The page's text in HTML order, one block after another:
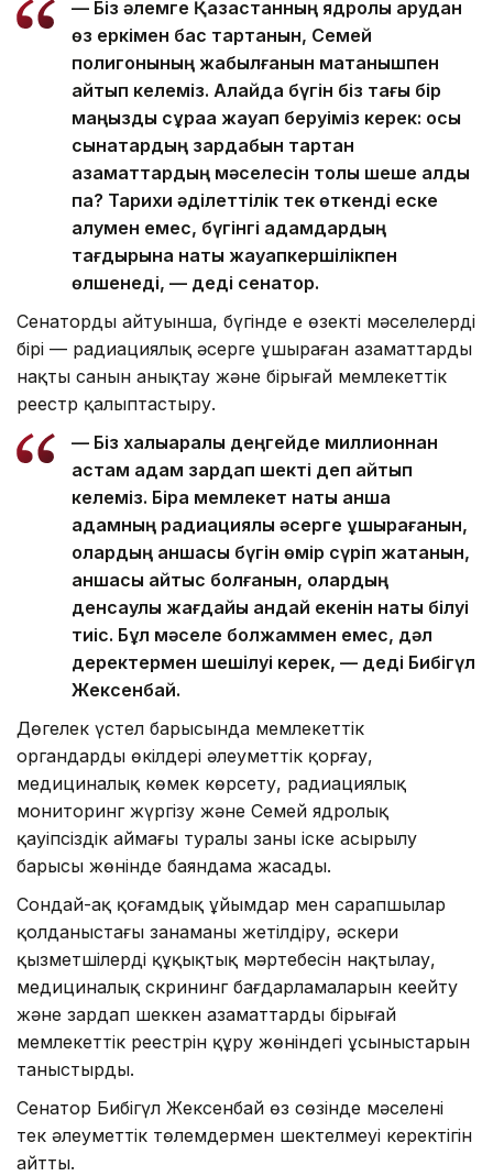
— Біз әлемге Қазақстанның ядролық қарудан
өз еркімен бас тартқанын, Семей
полигонының жабылғанын мақтанышпен
айтып келеміз. Алайда бүгін біз тағы бір
маңызды сұраққа жауап беруіміз керек: осы
сынақтардың зардабын тартқан
азаматтардың мәселесін толық шеше алдық
па? Тарихи әділеттілік тек өткенді еске
алумен емес, бүгінгі адамдардың
тағдырына нақты жауапкершілікпен
өлшенеді, — деді сенатор.
Сенатордың айтуынша, бүгінде ең өзекті мәселелердің
бірі — радиациялық әсерге ұшыраған азаматтардың
нақты санын анықтау және бірыңғай мемлекеттік
реестр қалыптастыру.
— Біз халықаралық деңгейде миллионнан
астам адам зардап шекті деп айтып
келеміз. Бірақ мемлекет нақты қанша
адамның радиациялық әсерге ұшырағанын,
олардың қаншасы бүгін өмір сүріп жатқанын,
қаншасы қайтыс болғанын, олардың
денсаулық жағдайы қандай екенін нақты білуі
тиіс. Бұл мәселе болжаммен емес, дәл
деректермен шешілуі керек, — деді Бибігүл
Жексенбай.
Дөңгелек үстел барысында мемлекеттік
органдардың өкілдері әлеуметтік қорғау,
медициналық көмек көрсету, радиациялық
мониторинг жүргізу және Семей ядролық
қауіпсіздік аймағы туралы заңның іске асырылу
барысы жөнінде баяндама жасады.
Сондай-ақ қоғамдық ұйымдар мен сарапшылар
қолданыстағы заңнаманы жетілдіру, әскери
қызметшілердің құқықтық мәртебесін нақтылау,
медициналық скрининг бағдарламаларын кеңейту
және зардап шеккен азаматтардың бірыңғай
мемлекеттік реестрін құру жөніндегі ұсыныстарын
таныстырды.
Сенатор Бибігүл Жексенбай өз сөзінде мәселенің
тек әлеуметтік төлемдермен шектелмеуі керектігін
айтты.